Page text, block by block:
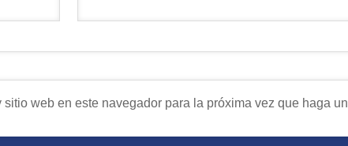
web en este navegador para la próxima vez que haga un